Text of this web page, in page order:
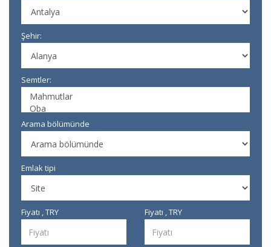
Şehir:
Semtler:
Arama bölümünde
Emlak tipi
Fiyatı , TRY Fiyatı , TRY